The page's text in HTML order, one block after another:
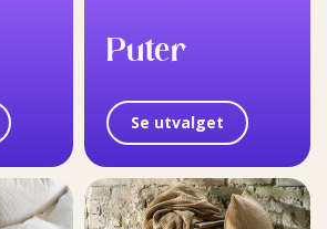
Puter
Se utvalget